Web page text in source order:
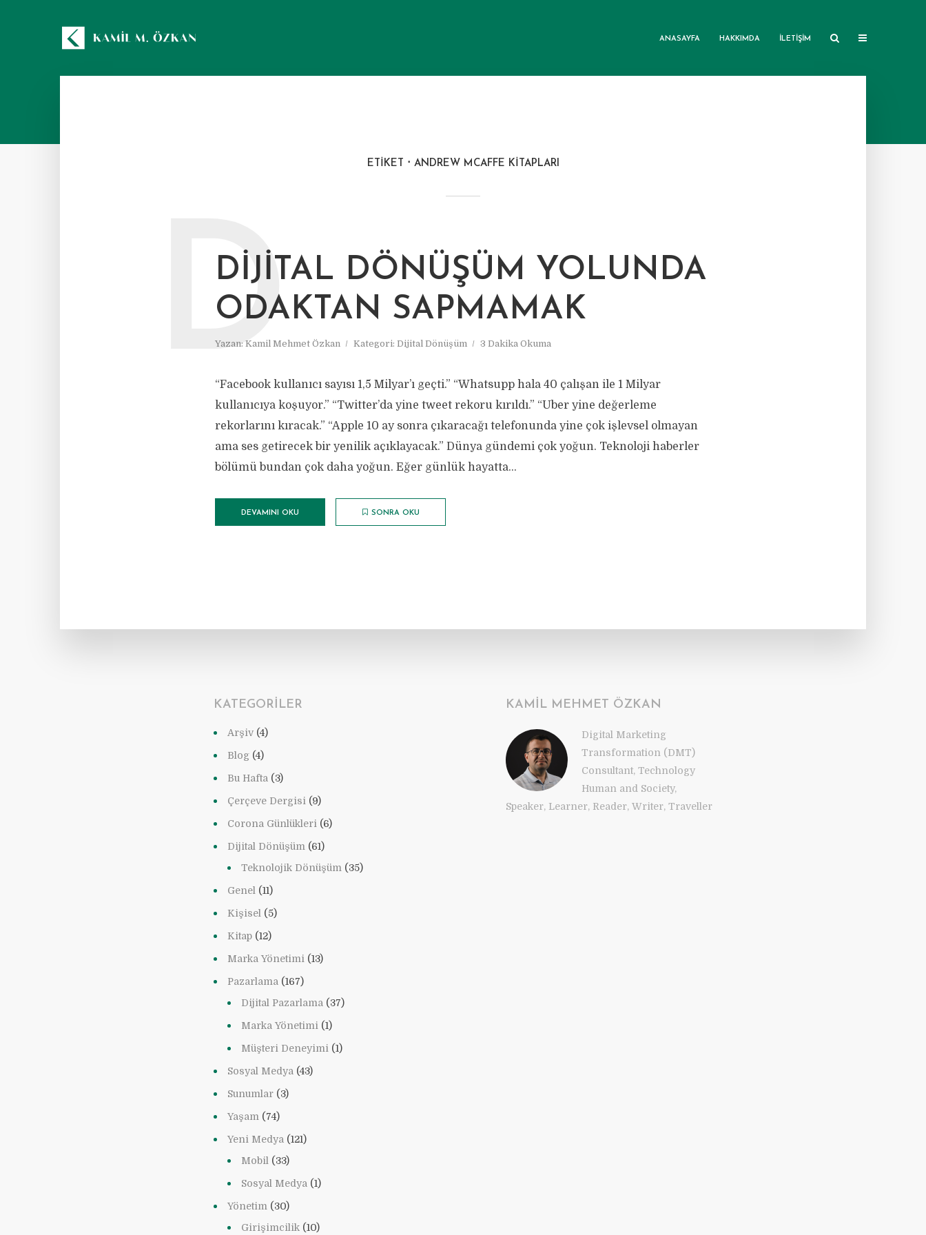
ANASAYFA HAKKIMDA İLETIŞIM
ETIKET ANDREW MCAFFE KITAPLARI
DIJITAL DÖNÜŞÜM YOLUNDA
ODAKTAN SAPMAMAK
Yazan: Kamil Mehmet Özkan Kategori: Dijital Dönüşüm 3 Dakika Okuma
D
“Facebook kullanıcı sayısı 1,5 Milyar’ı geçti.” “Whatsupp hala 40 çalışan ile 1 Milyar
kullanıcıya koşuyor.” “Twitter’da yine tweet rekoru kırıldı.” “Uber yine değerleme
rekorlarını kıracak.” “Apple 10 ay sonra çıkaracağı telefonunda yine çok işlevsel olmayan
ama ses getirecek bir yenilik açıklayacak.” Dünya gündemi çok yoğun. Teknoloji haberler
bölümü bundan çok daha yoğun. Eğer günlük hayatta...
DEVAMINI OKU SONRA OKU
KATEGORILER
Arşiv (4)
Blog (4)
Bu Hafta (3)
Çerçeve Dergisi (9)
Corona Günlükleri (6)
Dijital Dönüşüm (61)
Teknolojik Dönüşüm (35)
Genel (11)
Kişisel (5)
Kitap (12)
Marka Yönetimi (13)
Pazarlama (167)
Dijital Pazarlama (37)
Marka Yönetimi (1)
Müşteri Deneyimi (1)
Sosyal Medya (43)
Sunumlar (3)
Yaşam (74)
Yeni Medya (121)
Mobil (33)
Sosyal Medya (1)
Yönetim (30)
Girişimcilik (10)
KAMIL MEHMET ÖZKAN
Digital Marketing
Transformation (DMT)
Consultant, Technology
Human and Society,
Speaker, Learner, Reader, Writer, Traveller